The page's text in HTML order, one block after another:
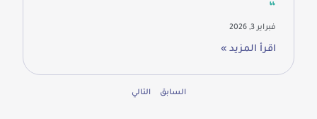
“
فبراير 3, 2026
اقرأ المزيد »
السابق التالي